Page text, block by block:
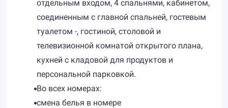
отдельным входом, 4 спальнями, кабинетом,
соединенным с главной спальней, гостевым
туалетом -, гостиной, столовой и
телевизионной комнатой открытого плана,
кухней с кладовой для продуктов и
персональной парковкой.
Во всех номерах:
смена белья в номере